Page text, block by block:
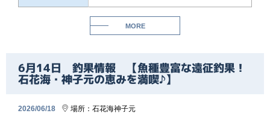
MORE
6月14日 釣果情報 【魚種豊富な遠征釣果！
石花海・神子元の恵みを満喫♪】
2026/06/18 場所： 石花海神子元